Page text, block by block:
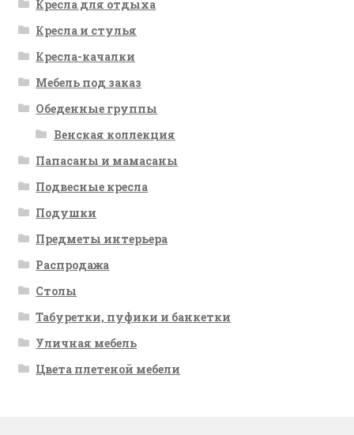
Кресла для отдыха
Кресла и стулья
Кресла-качалки
Мебель под заказ
Обеденные группы
Венская коллекция
Папасаны и мамасаны
Подвесные кресла
Подушки
Предметы интерьера
Распродажа
Столы
Табуретки, пуфики и банкетки
Уличная мебель
Цвета плетеной мебели